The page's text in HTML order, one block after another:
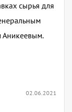
сырья для
Аникеевым.
02.06.2021